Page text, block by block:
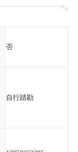
否
自行踏勘